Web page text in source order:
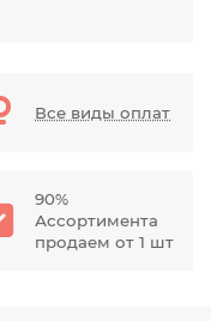
Все виды оплат
90%
Ассортимента
продаем от 1 шт